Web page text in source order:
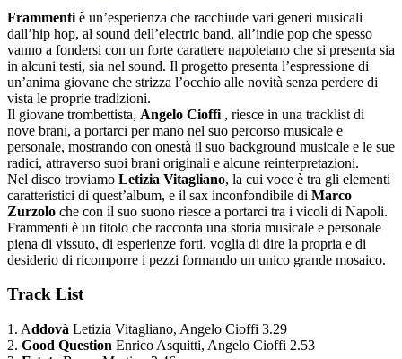
Frammenti è un’esperienza che racchiude vari generi musicali
dall’hip hop, al sound dell’electric band, all’indie pop che spesso
vanno a fondersi con un forte carattere napoletano che si presenta sia
in alcuni testi, sia nel sound. Il progetto presenta l’espressione di
un’anima giovane che strizza l’occhio alle novità senza perdere di
vista le proprie tradizioni.
Il giovane trombettista, Angelo Cioffi , riesce in una tracklist di
nove brani, a portarci per mano nel suo percorso musicale e
personale, mostrando con onestà il suo background musicale e le sue
radici, attraverso suoi brani originali e alcune reinterpretazioni.
Nel disco troviamo Letizia Vitagliano, la cui voce è tra gli elementi
caratteristici di quest’album, e il sax inconfondibile di Marco
Zurzolo che con il suo suono riesce a portarci tra i vicoli di Napoli.
Frammenti è un titolo che racconta una storia musicale e personale
piena di vissuto, di esperienze forti, voglia di dire la propria e di
desiderio di ricomporre i pezzi formando un unico grande mosaico.
Track List
1. Addovà Letizia Vitagliano, Angelo Cioffi 3.29
2. Good Question Enrico Asquitti, Angelo Cioffi 2.53